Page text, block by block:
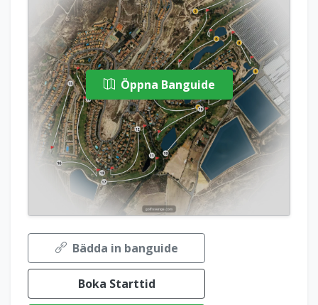
Öppna Banguide
Bädda in banguide
Boka Starttid